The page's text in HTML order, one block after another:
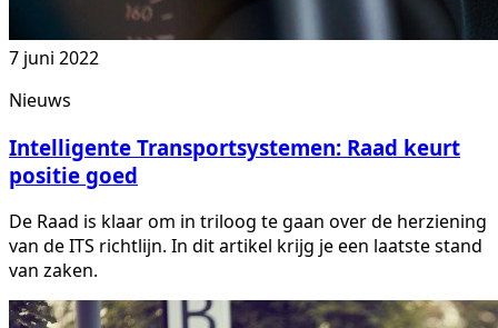
7 juni 2022
Nieuws
Intelligente Transportsystemen: Raad keurt
positie goed
De Raad is klaar om in triloog te gaan over de herziening
van de ITS richtlijn. In dit artikel krijg je een laatste stand
van zaken.